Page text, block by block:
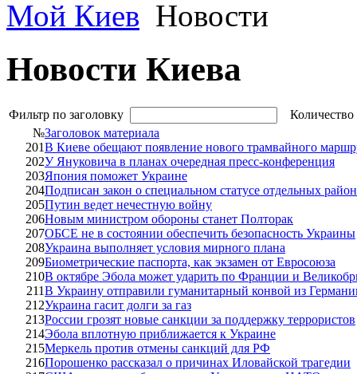
Мой Киев Новости
Новости Киева
Фильтр по заголовку
№Заголовок материала
201В Киеве обещают появление нового трамвайного
202У Януковича в планах очередная пресс-конференция
203Япония поможет Украине
204Подписан закон о специальном статусе отдельных
205Путин ведет нечестную войну
206Новым министром обороны станет Полторак
207ОБСЕ не в состоянии обеспечить безопасность Украины
208Украина выполняет условия мирного плана
209Биометрические паспорта, как экзамен от Евросоюза
210В октябре Эбола может ударить по Франции и
211В Украину отправили гуманитарный конвой из
212Украина гасит долги за газ
213России грозят новые санкции за поддержку террористов
214Эбола вплотную приближается к Украине
215Меркель против отмены санкций для РФ
216Порошенко рассказал о причинах Иловайской трагедии